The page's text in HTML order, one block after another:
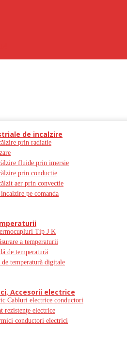
de incalzire
prin radiatie
fluide prin imersie
prin conductie
aer prin convectie
pe comanda
Tip J K
a temperaturii
de temperatură
temperatură digitale
Accesorii electrice
Cabluri electrice conductori
rezistențe electrice
conductori electrici